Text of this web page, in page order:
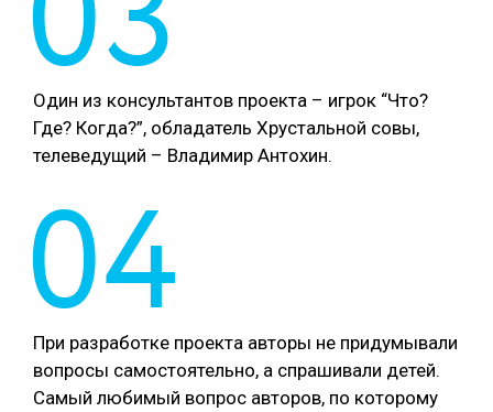
Один из консультантов проекта – игрок “Что?
Где? Когда?”, обладатель Хрустальной совы,
телеведущий – Владимир Антохин.
04
При разработке проекта авторы не придумывали
вопросы самостоятельно, а спрашивали детей.
Самый любимый вопрос авторов, по которому